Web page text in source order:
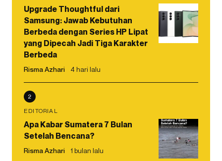
Upgrade Thoughtful dari
Samsung: Jawab Kebutuhan
Berbeda dengan Series HP Lipat
yang Dipecah Jadi Tiga Karakter
Berbeda
Risma Azhari 4 hari lalu
2
EDITORIAL
Apa Kabar Sumatera 7 Bulan
Setelah Bencana?
Risma Azhari 1 bulan lalu